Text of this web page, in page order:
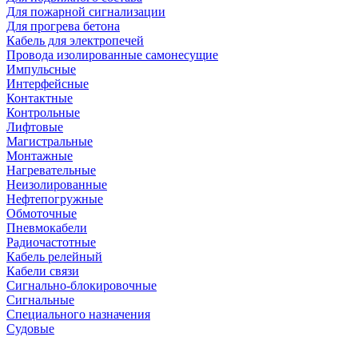
Для пожарной сигнализации
Для прогрева бетона
Кабель для электропечей
Провода изолированные самонесущие
Импульсные
Интерфейсные
Контактные
Контрольные
Лифтовые
Магистральные
Монтажные
Нагревательные
Неизолированные
Нефтепогружные
Обмоточные
Пневмокабели
Радиочастотные
Кабель релейный
Кабели связи
Сигнально-блокировочные
Сигнальные
Специального назначения
Судовые